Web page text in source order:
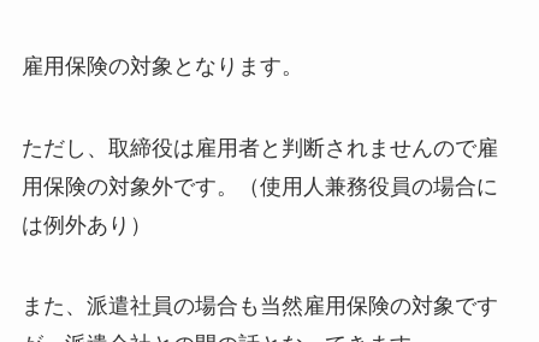
雇用保険の対象となります。
ただし、取締役は雇用者と判断されませんので雇
用保険の対象外です。（使用人兼務役員の場合に
は例外あり）
また、派遣社員の場合も当然雇用保険の対象です